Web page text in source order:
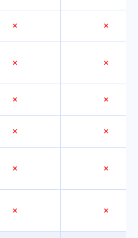
✗ ✗
✗ ✗
✗ ✗
✗ ✗
✗ ✗
✗ ✗